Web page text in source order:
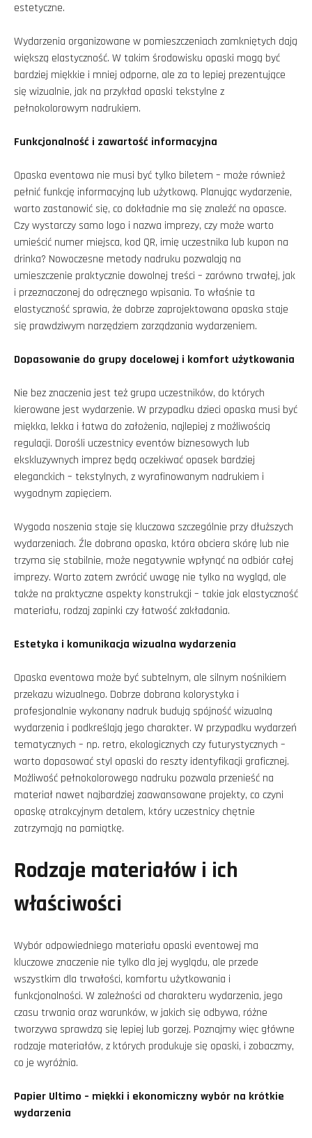
estetyczne.
Wydarzenia organizowane w pomieszczeniach zamkniętych dają
większą elastyczność. W takim środowisku opaski mogą być
bardziej miękkie i mniej odporne, ale za to lepiej prezentujące
się wizualnie, jak na przykład opaski tekstylne z
pełnokolorowym nadrukiem.
Funkcjonalność i zawartość informacyjna
Opaska eventowa nie musi być tylko biletem – może również
pełnić funkcję informacyjną lub użytkową. Planując wydarzenie,
warto zastanowić się, co dokładnie ma się znaleźć na opasce.
Czy wystarczy samo logo i nazwa imprezy, czy może warto
umieścić numer miejsca, kod QR, imię uczestnika lub kupon na
drinka? Nowoczesne metody nadruku pozwalają na
umieszczenie praktycznie dowolnej treści – zarówno trwałej, jak
i przeznaczonej do odręcznego wpisania. To właśnie ta
elastyczność sprawia, że dobrze zaprojektowana opaska staje
się prawdziwym narzędziem zarządzania wydarzeniem.
Dopasowanie do grupy docelowej i komfort użytkowania
Nie bez znaczenia jest też grupa uczestników, do których
kierowane jest wydarzenie. W przypadku dzieci opaska musi być
miękka, lekka i łatwa do założenia, najlepiej z możliwością
regulacji. Dorośli uczestnicy eventów biznesowych lub
ekskluzywnych imprez będą oczekiwać opasek bardziej
eleganckich – tekstylnych, z wyrafinowanym nadrukiem i
wygodnym zapięciem.
Wygoda noszenia staje się kluczowa szczególnie przy dłuższych
wydarzeniach. Źle dobrana opaska, która obciera skórę lub nie
trzyma się stabilnie, może negatywnie wpłynąć na odbiór całej
imprezy. Warto zatem zwrócić uwagę nie tylko na wygląd, ale
także na praktyczne aspekty konstrukcji – takie jak elastyczność
materiału, rodzaj zapinki czy łatwość zakładania.
Estetyka i komunikacja wizualna wydarzenia
Opaska eventowa może być subtelnym, ale silnym nośnikiem
przekazu wizualnego. Dobrze dobrana kolorystyka i
profesjonalnie wykonany nadruk budują spójność wizualną
wydarzenia i podkreślają jego charakter. W przypadku wydarzeń
tematycznych – np. retro, ekologicznych czy futurystycznych –
warto dopasować styl opaski do reszty identyfikacji graficznej.
Możliwość pełnokolorowego nadruku pozwala przenieść na
materiał nawet najbardziej zaawansowane projekty, co czyni
opaskę atrakcyjnym detalem, który uczestnicy chętnie
zatrzymają na pamiątkę.
Rodzaje materiałów i ich
właściwości
Wybór odpowiedniego materiału opaski eventowej ma
kluczowe znaczenie nie tylko dla jej wyglądu, ale przede
wszystkim dla trwałości, komfortu użytkowania i
funkcjonalności. W zależności od charakteru wydarzenia, jego
czasu trwania oraz warunków, w jakich się odbywa, różne
tworzywa sprawdzą się lepiej lub gorzej. Poznajmy więc główne
rodzaje materiałów, z których produkuje się opaski, i zobaczmy,
co je wyróżnia.
Papier Ultimo – miękki i ekonomiczny wybór na krótkie
wydarzenia